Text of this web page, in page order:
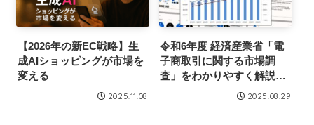
【2026年の新EC戦略】生
成AIショッピングが市場を
変える
2025.11.08
令和6年度 経済産業省「電
子商取引に関する市場調
査」をわかりやすく解説。
中小企業EC事業者のための
2025.08.29